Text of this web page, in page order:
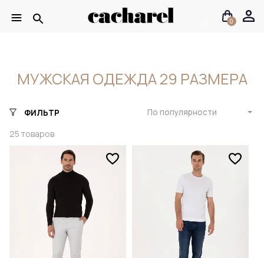
0
МУЖСКАЯ ОДЕЖДА 29 РАЗМЕРА
ФИЛЬТР
25 товаров
По популярности